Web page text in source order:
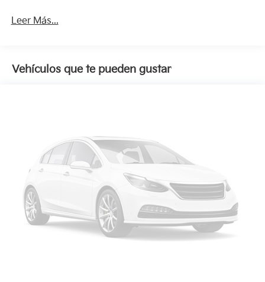
Leer Más...
Vehículos que te pueden gustar